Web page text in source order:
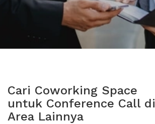
Cari Coworking Space
untuk Conference Call di
Area Lainnya